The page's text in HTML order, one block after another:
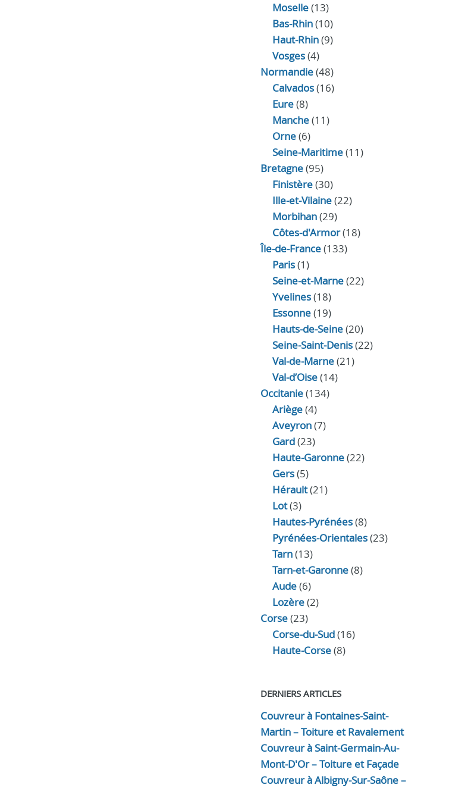
Moselle(13)
Bas-Rhin(10)
Haut-Rhin(9)
Vosges(4)
Normandie(48)
Calvados(16)
Eure(8)
Manche(11)
Orne(6)
Seine-Maritime(11)
Bretagne(95)
Finistère(30)
Ille-et-Vilaine(22)
Morbihan(29)
Côtes-d'Armor(18)
Île-de-France(133)
Paris(1)
Seine-et-Marne(22)
Yvelines(18)
Essonne(19)
Hauts-de-Seine(20)
Seine-Saint-Denis(22)
Val-de-Marne(21)
Val-d’Oise(14)
Occitanie(134)
Ariège(4)
Aveyron(7)
Gard(23)
Haute-Garonne(22)
Gers(5)
Hérault(21)
Lot(3)
Hautes-Pyrénées(8)
Pyrénées-Orientales(23)
Tarn(13)
Tarn-et-Garonne(8)
Aude(6)
Lozère(2)
Corse(23)
Corse-du-Sud(16)
Haute-Corse(8)
DERNIERS ARTICLES
Couvreur à Fontaines-Saint-
Martin – Toiture et Ravalement
Couvreur à Saint-Germain-Au-
Mont-D'Or – Toiture et Façade
Couvreur à Albigny-Sur-Saône –